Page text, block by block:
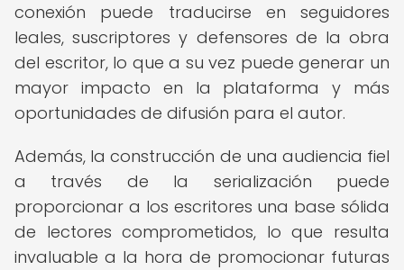
conexión puede traducirse en seguidores
leales, suscriptores y defensores de la obra
del escritor, lo que a su vez puede generar un
mayor impacto en la plataforma y más
oportunidades de difusión para el autor.
Además, la construcción de una audiencia fiel
a través de la serialización puede
proporcionar a los escritores una base sólida
de lectores comprometidos, lo que resulta
invaluable a la hora de promocionar futuras